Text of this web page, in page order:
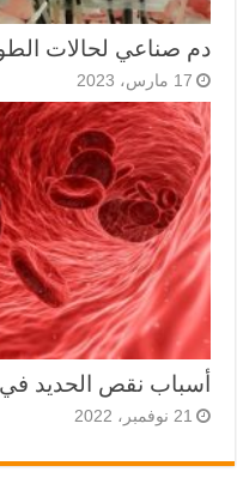
دم صناعي لحالات
17 مارس، 2023
أسباب نقص الحديد في
21 نوفمبر، 2022